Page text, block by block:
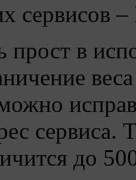
сервисов
прост в
сервиса.
до